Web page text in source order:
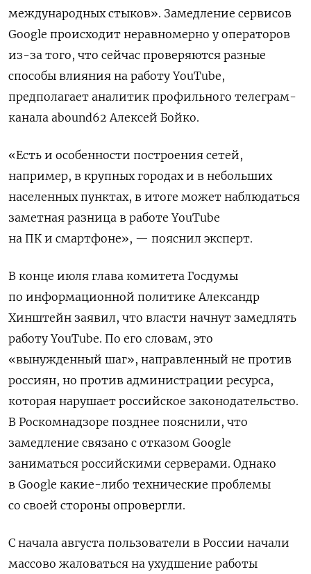
международных стыков». Замедление сервисов
Google происходит неравномерно у операторов
из-за того, что сейчас проверяются разные
способы влияния на работу YouTube,
предполагает аналитик профильного телеграм-
канала abound62 Алексей Бойко.
«Есть и особенности построения сетей,
например, в крупных городах и в небольших
населенных пунктах, в итоге может наблюдаться
заметная разница в работе YouTube
на ПК и смартфоне», — пояснил эксперт.
В конце июля глава комитета Госдумы
по информационной политике Александр
Хинштейн заявил, что власти начнут замедлять
работу YouTube. По его словам, это
«вынужденный шаг», направленный не против
россиян, но против администрации ресурса,
которая нарушает российское законодательство.
В Роскомнадзоре позднее пояснили, что
замедление связано с отказом Google
заниматься российскими серверами. Однако
в Google какие-либо технические проблемы
со своей стороны опровергли.
С начала августа пользователи в России начали
массово жаловаться на ухудшение работы